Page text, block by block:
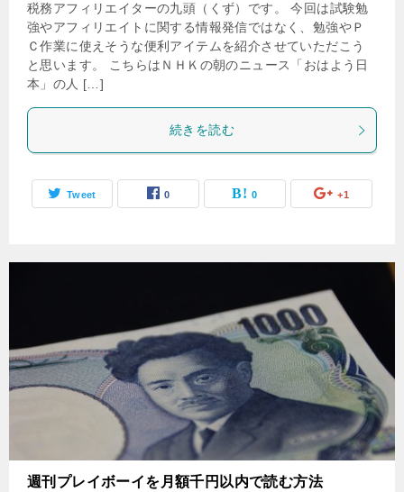
税務アフィリエイターの九頭（くず）です。 今回は試験勉
強やアフィリエイトに関する情報発信ではなく、勉強やＰ
Ｃ作業に使えそうな便利アイテムを紹介させていただこう
と思います。 こちらはＮＨＫの朝のニュース「おはよう日
本」の人 […]
続きを読む
Tweet 0 0 +1
週刊プレイボーイを月額千円以内で読む方法